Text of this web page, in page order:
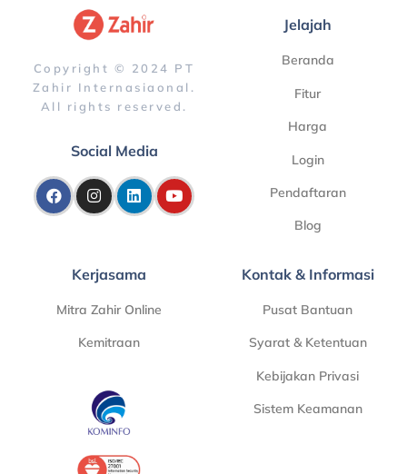
Copyright © 2024 PT
Zahir Internasiaonal.
All rights reserved.
Social Media
Jelajah
Beranda
Fitur
Harga
Login
Pendaftaran
Blog
Kerjasama
Mitra Zahir Online
Kemitraan
Kontak & Informasi
Pusat Bantuan
Syarat & Ketentuan
Kebijakan Privasi
Sistem Keamanan